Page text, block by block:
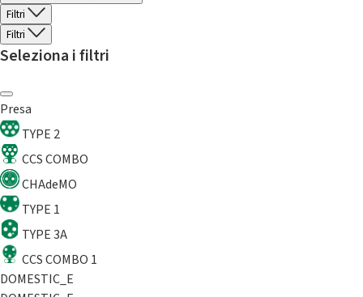
Filtri
Filtri
Seleziona i filtri
Presa
TYPE 2
CCS COMBO
CHAdeMO
TYPE 1
TYPE 3A
CCS COMBO 1
DOMESTIC_E